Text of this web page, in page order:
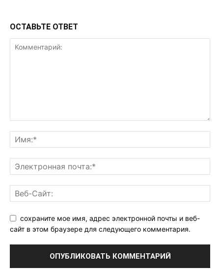
ОСТАВЬТЕ ОТВЕТ
сохраните мое имя, адрес электронной почты и веб-
сайт в этом браузере для следующего комментария.